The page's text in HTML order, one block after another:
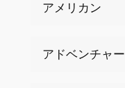
アメリカン
アドベンチャー